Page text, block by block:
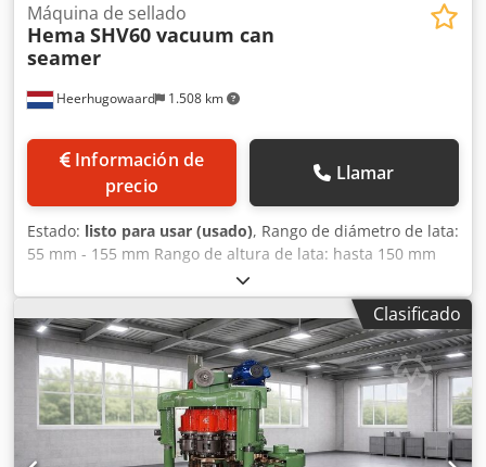
Heerhugowaard 1.508 km
Máquina de sellado
Hema SHV60 vacuum can
seamer
Información de
precio
Llamar
Estado: listo para usar (usado), Rango de diámetro de lata:
55 mm - 155 mm Rango de altura de lata: hasta 150 mm
Capacidad: hasta 60 latas por minuto Dsdpfx Aeyyq
Ixsldjwa
Clasificado